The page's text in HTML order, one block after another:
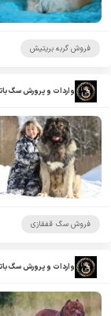
فروش گربه بریتیش
واردات و پرورش سگ
فروش سگ قفقازی
واردات و پرورش سگ